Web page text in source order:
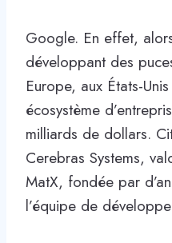
Google. En effet,
développant des
Europe, aux États-
écosystème
milliards de dollars.
Cerebras Systems,
MatX, fondée par
l’équipe de